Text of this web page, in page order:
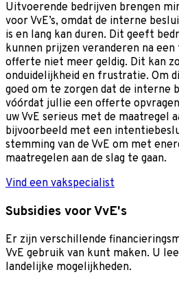
Uitvoerende bedrijven brengen
voor VvE’s, omdat de interne
is en lang kan duren. Dit geeft
kunnen prijzen veranderen na
offerte niet meer geldig. Dit kan
onduidelijkheid en frustratie. Om
goed om te zorgen dat de interne
vóórdat jullie een offerte
uw VvE serieus met de maatregel
bijvoorbeeld met een
stemming van de VvE om met
maatregelen aan de slag te gaan.
Vind een vakspecialist
Subsidies voor VvE's
Er zijn verschillende
VvE gebruik van kunt maken. U
landelijke mogelijkheden.